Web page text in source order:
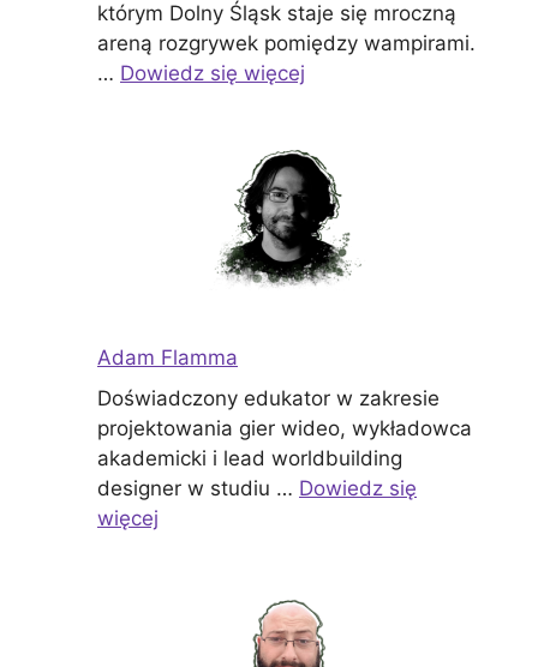
którym Dolny Śląsk staje się mroczną
areną rozgrywek pomiędzy wampirami.
… Dowiedz się więcej
Adam Flamma
Doświadczony edukator w zakresie
projektowania gier wideo, wykładowca
akademicki i lead worldbuilding
designer w studiu … Dowiedz się
więcej